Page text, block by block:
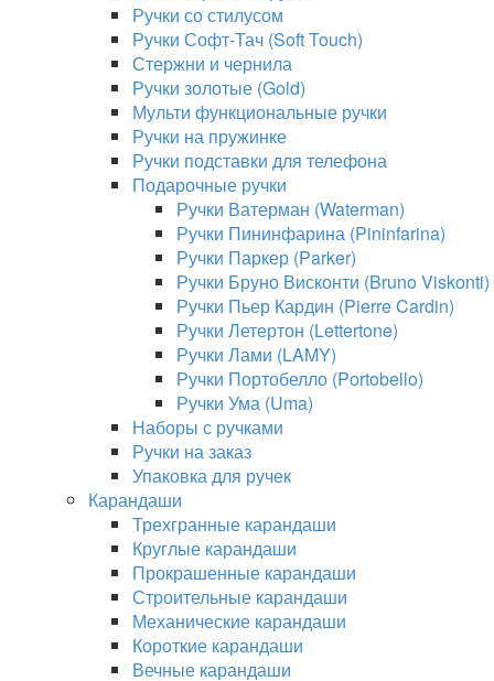
Ручки со стилусом
Ручки Софт-Тач (Soft Touch)
Стержни и чернила
Ручки золотые (Gold)
Мульти функциональные ручки
Ручки на пружинке
Ручки подставки для телефона
Подарочные ручки
Ручки Ватерман (Waterman)
Ручки Пининфарина (Pininfarina)
Ручки Паркер (Parker)
Ручки Бруно Висконти (Bruno Viskonti)
Ручки Пьер Кардин (Pierre Cardin)
Ручки Летертон (Lettertone)
Ручки Лами (LAMY)
Ручки Портобелло (Portobello)
Ручки Ума (Uma)
Наборы с ручками
Ручки на заказ
Упаковка для ручек
Карандаши
Трехгранные карандаши
Круглые карандаши
Прокрашенные карандаши
Строительные карандаши
Механические карандаши
Короткие карандаши
Вечные карандаши